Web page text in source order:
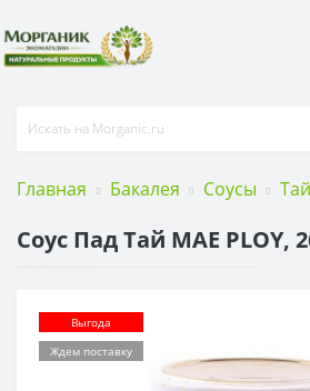
Главная Бакалея Соусы
Соус Пад Тай MAE PLOY,
Выгода
Ждем поставку